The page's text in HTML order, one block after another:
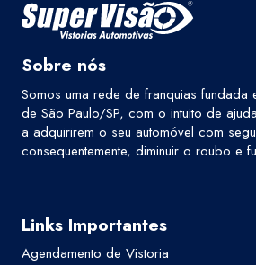
Sobre nós
Somos uma rede de franquias
de São Paulo/SP, com o intuito de
a adquirirem o seu automóvel com
consequentemente, diminuir o roubo e
Links Importantes
Agendamento de Vistoria